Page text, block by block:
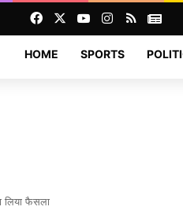
FacebookYouTubeInstagram
RSS
HOME SPORTS
लिया फैसला